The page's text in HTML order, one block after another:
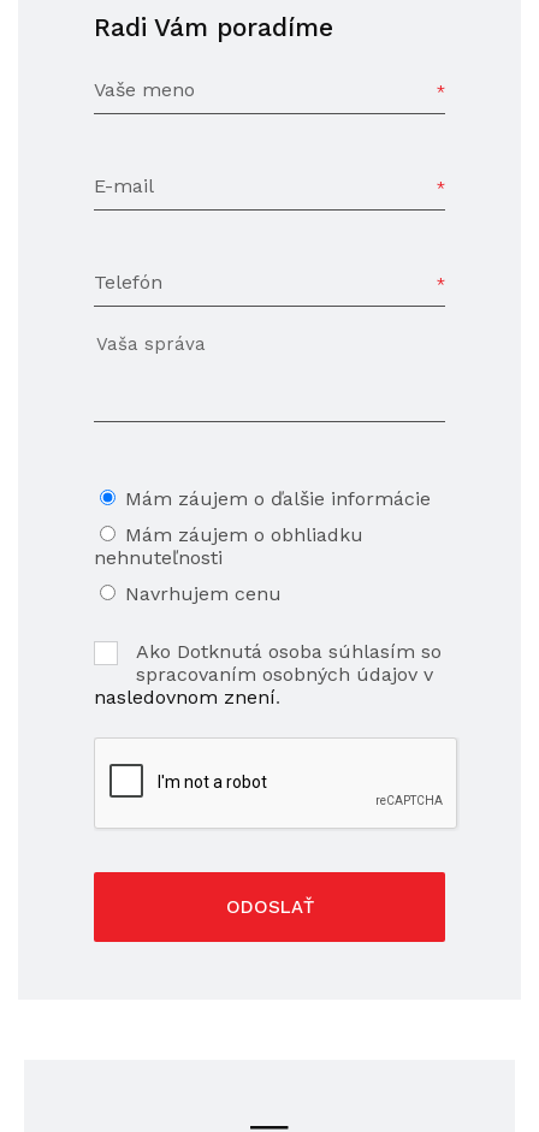
Radi Vám poradíme
Vaše meno
E-mail
Telefón
Mám záujem o ďalšie informácie
Mám záujem o obhliadku
nehnuteľnosti
Navrhujem cenu
Ako Dotknutá osoba súhlasím so
spracovaním osobných údajov v
nasledovnom znení.
ODOSLAŤ